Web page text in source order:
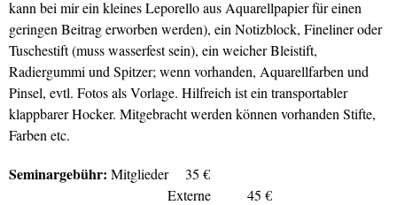
kann bei mir ein kleines Leporello aus Aquarellpapier für einen
geringen Beitrag erworben werden), ein Notizblock, Fineliner oder
Tuschestift (muss wasserfest sein), ein weicher Bleistift,
Radiergummi und Spitzer; wenn vorhanden, Aquarellfarben und
Pinsel, evtl. Fotos als Vorlage. Hilfreich ist ein transportabler
klappbarer Hocker. Mitgebracht werden können vorhanden Stifte,
Farben etc.
Seminargebühr: Mitglieder 35 €
Externe 45 €